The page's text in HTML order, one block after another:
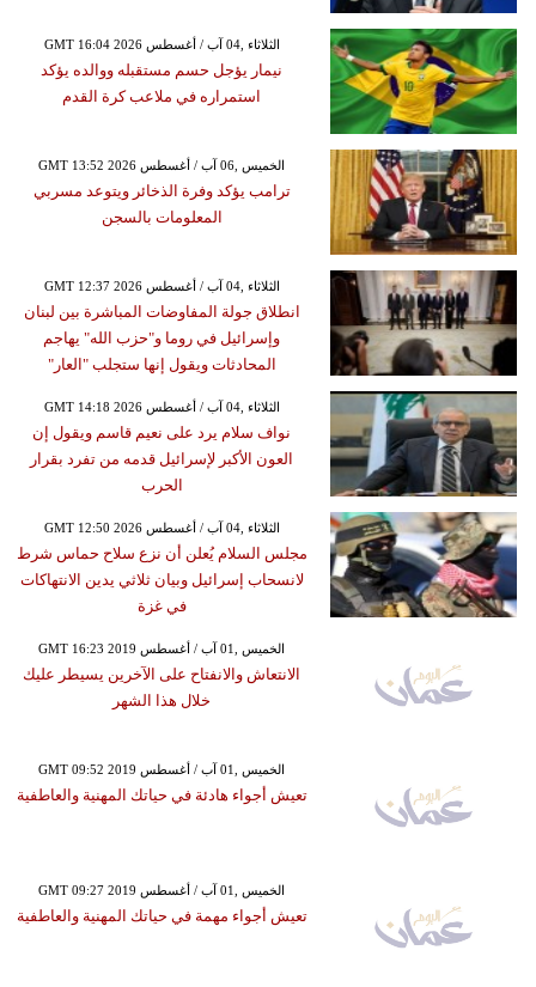
GMT 16:04 2026 الثلاثاء ,04 آب / أغسطس
نيمار يؤجل حسم مستقبله ووالده يؤكد
استمراره في ملاعب كرة القدم
GMT 13:52 2026 الخميس ,06 آب / أغسطس
ترامب يؤكد وفرة الذخائر ويتوعد مسربي
المعلومات بالسجن
GMT 12:37 2026 الثلاثاء ,04 آب / أغسطس
انطلاق جولة المفاوضات المباشرة بين لبنان
وإسرائيل في روما و"حزب الله" يهاجم
المحادثات ويقول إنها ستجلب "العار"
GMT 14:18 2026 الثلاثاء ,04 آب / أغسطس
نواف سلام يرد على نعيم قاسم ويقول إن
العون الأكبر لإسرائيل قدمه من تفرد بقرار
الحرب
GMT 12:50 2026 الثلاثاء ,04 آب / أغسطس
مجلس السلام يُعلن أن نزع سلاح حماس شرط
لانسحاب إسرائيل وبيان ثلاثي يدين الانتهاكات
في غزة
GMT 16:23 2019 الخميس ,01 آب / أغسطس
الانتعاش والانفتاح على الآخرين يسيطر عليك
خلال هذا الشهر
GMT 09:52 2019 الخميس ,01 آب / أغسطس
تعيش أجواء هادئة في حياتك المهنية والعاطفية
GMT 09:27 2019 الخميس ,01 آب / أغسطس
تعيش أجواء مهمة في حياتك المهنية والعاطفية